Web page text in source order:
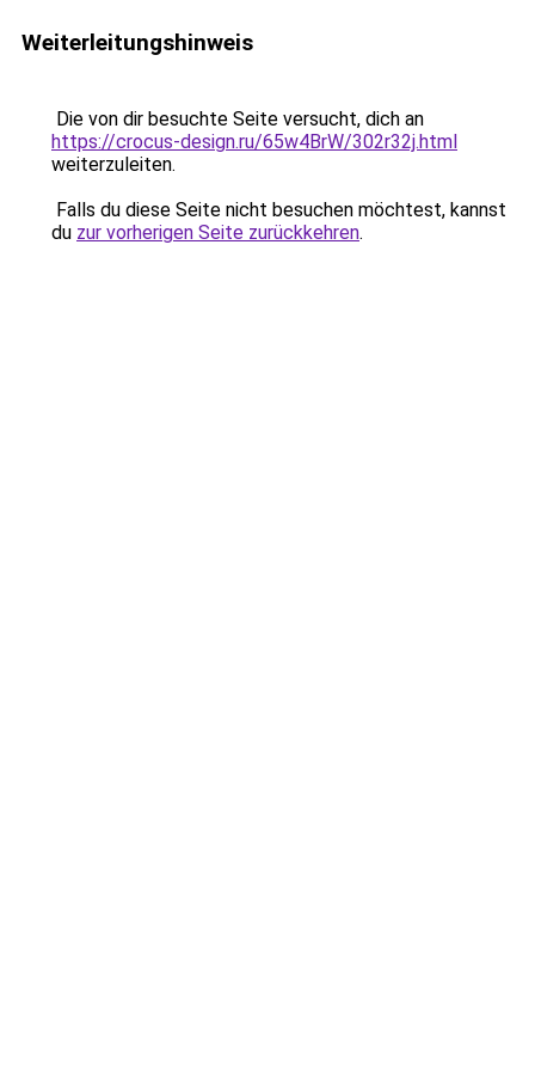
Weiterleitungshinweis
Die von dir besuchte Seite versucht, dich an
https://crocus-design.ru/65w4BrW/302r32j.html
weiterzuleiten.
Falls du diese Seite nicht besuchen möchtest, kannst
du zur vorherigen Seite zurückkehren.